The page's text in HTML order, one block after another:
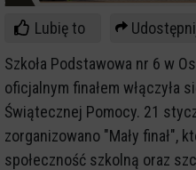
Lubię to
Szkoła Podstawowa nr 6 w
oficjalnym finałem włączyła
Świątecznej Pomocy. 21
zorganizowano "Mały finał",
społeczność szkolną oraz